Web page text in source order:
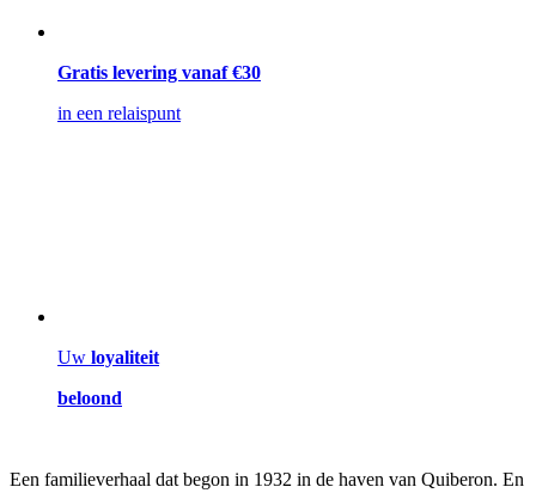
Gratis levering vanaf €30
in een relaispunt
Uw loyaliteit
beloond
Een familieverhaal dat begon in 1932 in de haven van Quiberon. En